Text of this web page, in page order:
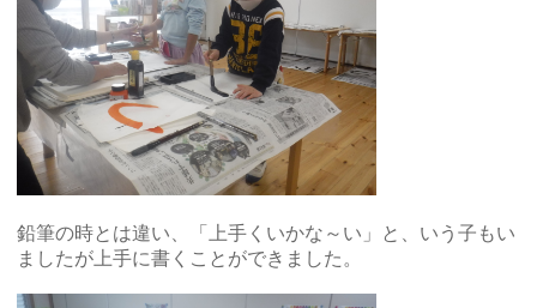
鉛筆の時とは違い、「上手くいかな～い」と、いう子もい
ましたが上手に書くことができました。